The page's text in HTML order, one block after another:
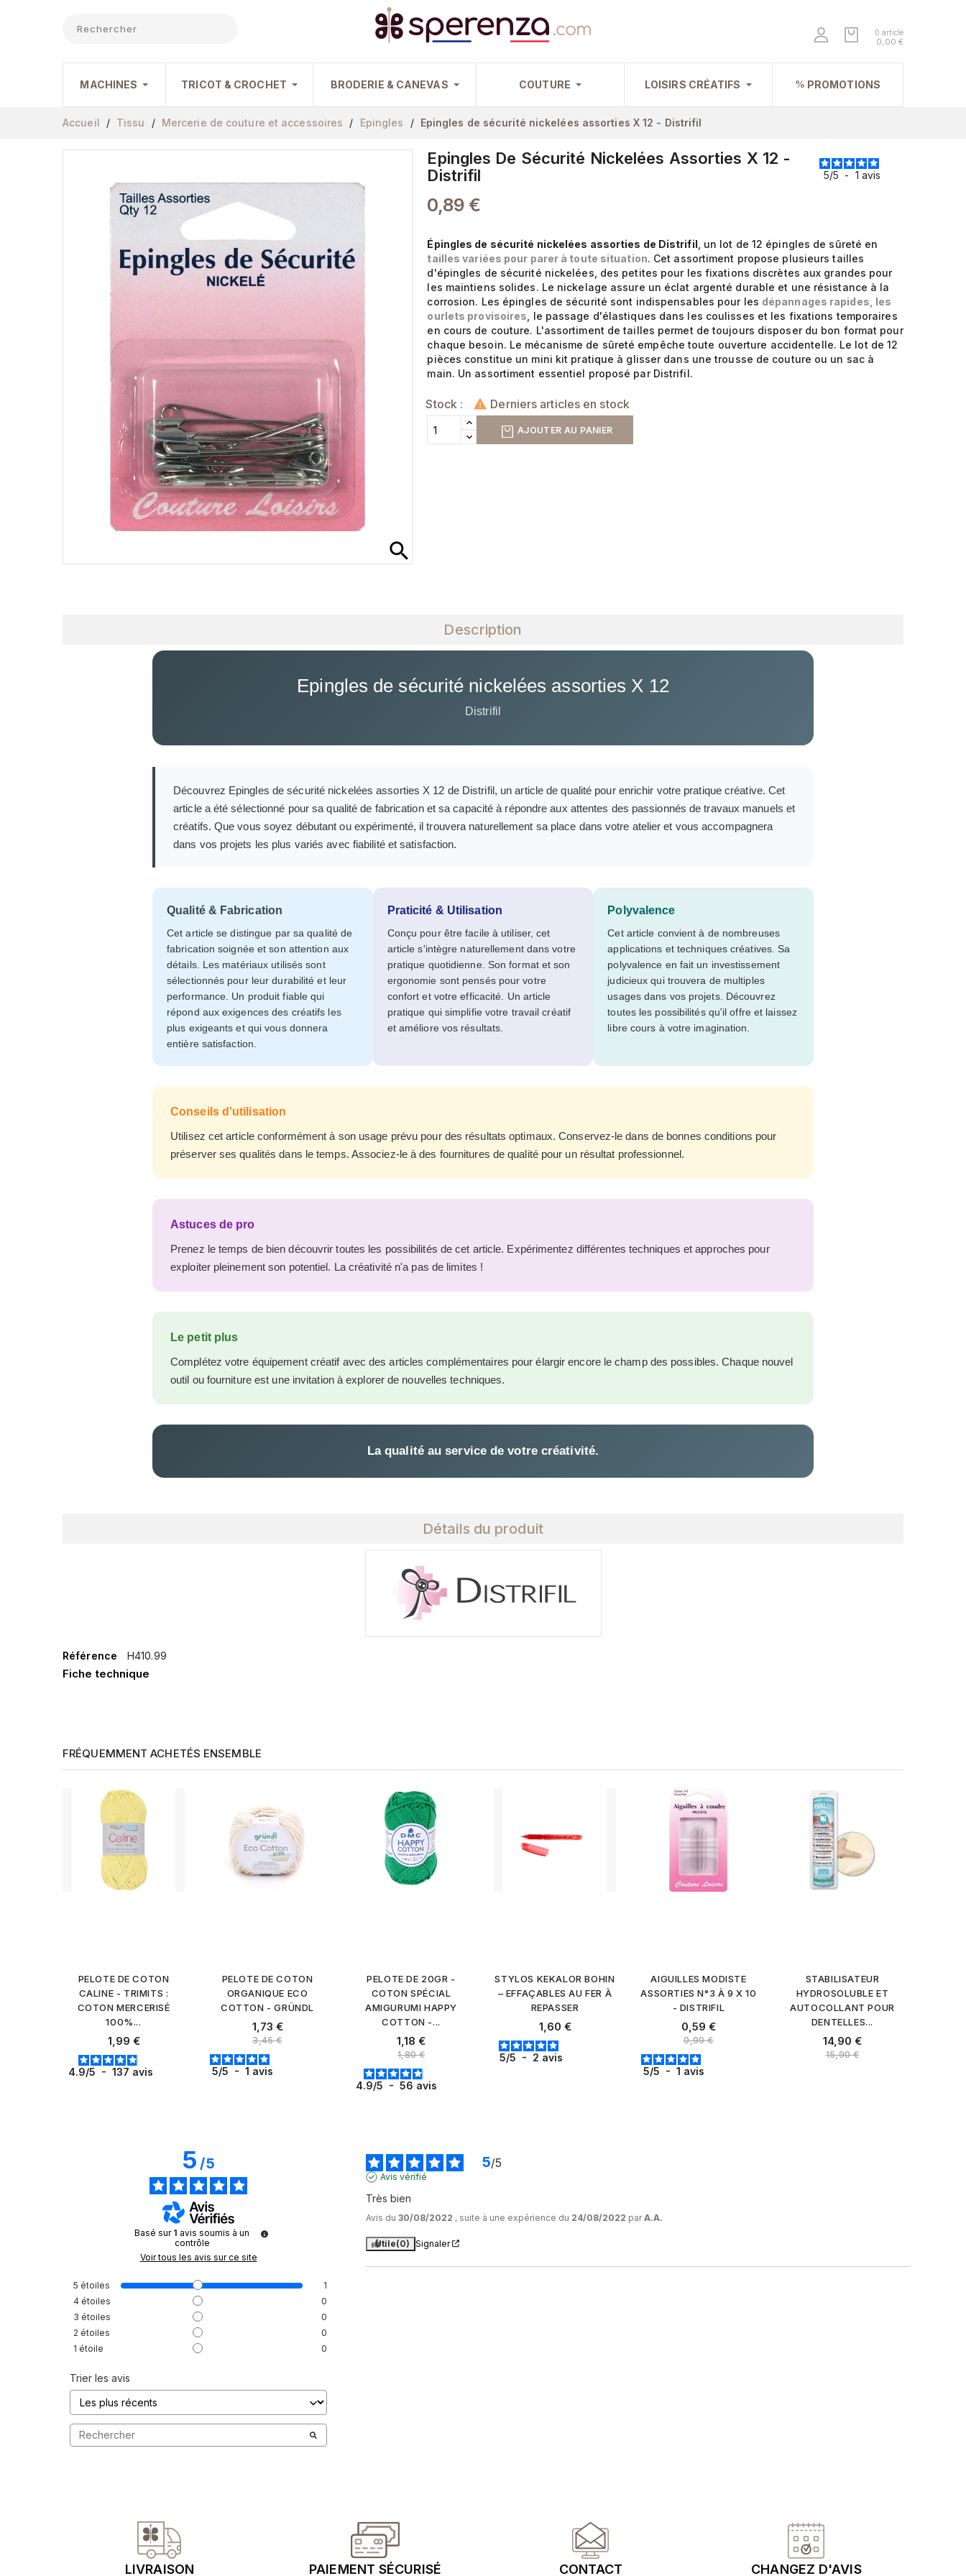
0 article
0,00 €
MACHINES TRICOT & CROCHET BRODERIE & CANEVAS COUTURE LOISIRS CRÉATIFS PROMOTIONS
Accueil Tissu Mercerie de couture et accessoires Epingles Epingles de sécurité nickelées assorties X 12 - Distrifil
search
Epingles De Sécurité Nickelées Assorties X 12 -
Distrifil
5/5 - 1 avis
0,89 €
Épingles de sécurité nickelées assorties de Distrifil , un lot de 12 épingles de sûreté en
tailles variées pour parer à toute situation. Cet assortiment propose plusieurs tailles
d'épingles de sécurité nickelées, des petites pour les fixations discrètes aux grandes pour
les maintiens solides. Le nickelage assure un éclat argenté durable et une résistance à la
corrosion. Les épingles de sécurité sont indispensables pour les dépannages rapides, les
ourlets provisoires , le passage d'élastiques dans les coulisses et les fixations temporaires
en cours de couture. L'assortiment de tailles permet de toujours disposer du bon format pour
chaque besoin. Le mécanisme de sûreté empêche toute ouverture accidentelle. Le lot de 12
pièces constitue un mini kit pratique à glisser dans une trousse de couture ou un sac à
main. Un assortiment essentiel proposé par Distrifil.
Stock :  Derniers articles en stock
AJOUTER AU PANIER
Description
Epingles de sécurité nickelées assorties X 12
Distrifil
Découvrez Epingles de sécurité nickelées assorties X 12 de Distrifil, un article de qualité pour enrichir votre pratique créative. Cet
article a été sélectionné pour sa qualité de fabrication et sa capacité à répondre aux attentes des passionnés de travaux manuels et
créatifs. Que vous soyez débutant ou expérimenté, il trouvera naturellement sa place dans votre atelier et vous accompagnera
dans vos projets les plus variés avec fiabilité et satisfaction.
Qualité & Fabrication
Cet article se distingue par sa qualité de
fabrication soignée et son attention aux
détails. Les matériaux utilisés sont
sélectionnés pour leur durabilité et leur
performance. Un produit fiable qui
répond aux exigences des créatifs les
plus exigeants et qui vous donnera
entière satisfaction.
Praticité & Utilisation
Conçu pour être facile à utiliser, cet
article s'intègre naturellement dans votre
pratique quotidienne. Son format et son
ergonomie sont pensés pour votre
confort et votre efficacité. Un article
pratique qui simplifie votre travail créatif
et améliore vos résultats.
Polyvalence
Cet article convient à de nombreuses
applications et techniques créatives. Sa
polyvalence en fait un investissement
judicieux qui trouvera de multiples
usages dans vos projets. Découvrez
toutes les possibilités qu'il offre et laissez
libre cours à votre imagination.
Conseils d'utilisation
Utilisez cet article conformément à son usage prévu pour des résultats optimaux. Conservez-le dans de bonnes conditions pour
préserver ses qualités dans le temps. Associez-le à des fournitures de qualité pour un résultat professionnel.
Astuces de pro
Prenez le temps de bien découvrir toutes les possibilités de cet article. Expérimentez différentes techniques et approches pour
exploiter pleinement son potentiel. La créativité n'a pas de limites !
Le petit plus
Complétez votre équipement créatif avec des articles complémentaires pour élargir encore le champ des possibles. Chaque nouvel
outil ou fourniture est une invitation à explorer de nouvelles techniques.
La qualité au service de votre créativité.
Détails du produit
Référence H410.99
Fiche technique
FRÉQUEMMENT ACHETÉS ENSEMBLE
PELOTE DE COTON
CALINE - TRIMITS :
COTON MERCERISÉ
100%...
Prix
1,99 €
4.9/5 - 137 avis
PELOTE DE COTON
ORGANIQUE ECO
COTTON - GRÜNDL
Prix
1,73 €
Prix normal
3,45 €
5/5 - 1 avis
PELOTE DE 20GR -
COTON SPÉCIAL
AMIGURUMI HAPPY
COTTON -...
Prix
1,18 €
Prix normal
1,80 €
4.9/5 - 56 avis
STYLOS KEKALOR BOHIN
– EFFAÇABLES AU FER À
REPASSER
Prix
1,60 €
5/5 - 2 avis
AIGUILLES MODISTE
ASSORTIES N°3 À 9 X 10
- DISTRIFIL
Prix
0,59 €
Prix normal
0,99 €
5/5 - 1 avis
STABILISATEUR
HYDROSOLUBLE ET
AUTOCOLLANT POUR
DENTELLES...
Prix
14,90 €
Prix normal
15,90 €
5/5
Basé sur 1 avis soumis à un
contrôle
Voir tous les avis sur ce site
5 étoiles
1
4 étoiles
0
3 étoiles
0
2 étoiles
0
1 étoile 0
Trier les avis
5/5
Avis vérifié
Très bien
Avis du 30/08/2022 , suite à une expérience du 24/08/2022 parA.A.
Utile(0) Signaler
LIVRAISON PAIEMENT SÉCURISÉ CONTACT CHANGEZ D'AVIS